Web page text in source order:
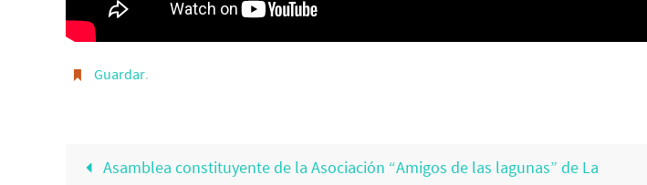
Guardar.
Asamblea constituyente de la Asociación “Amigos de las lagunas” de La